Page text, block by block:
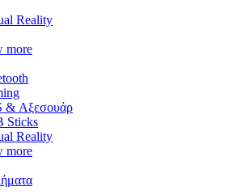
Reality
more
& Αξεσουάρ
Sticks
Reality
more